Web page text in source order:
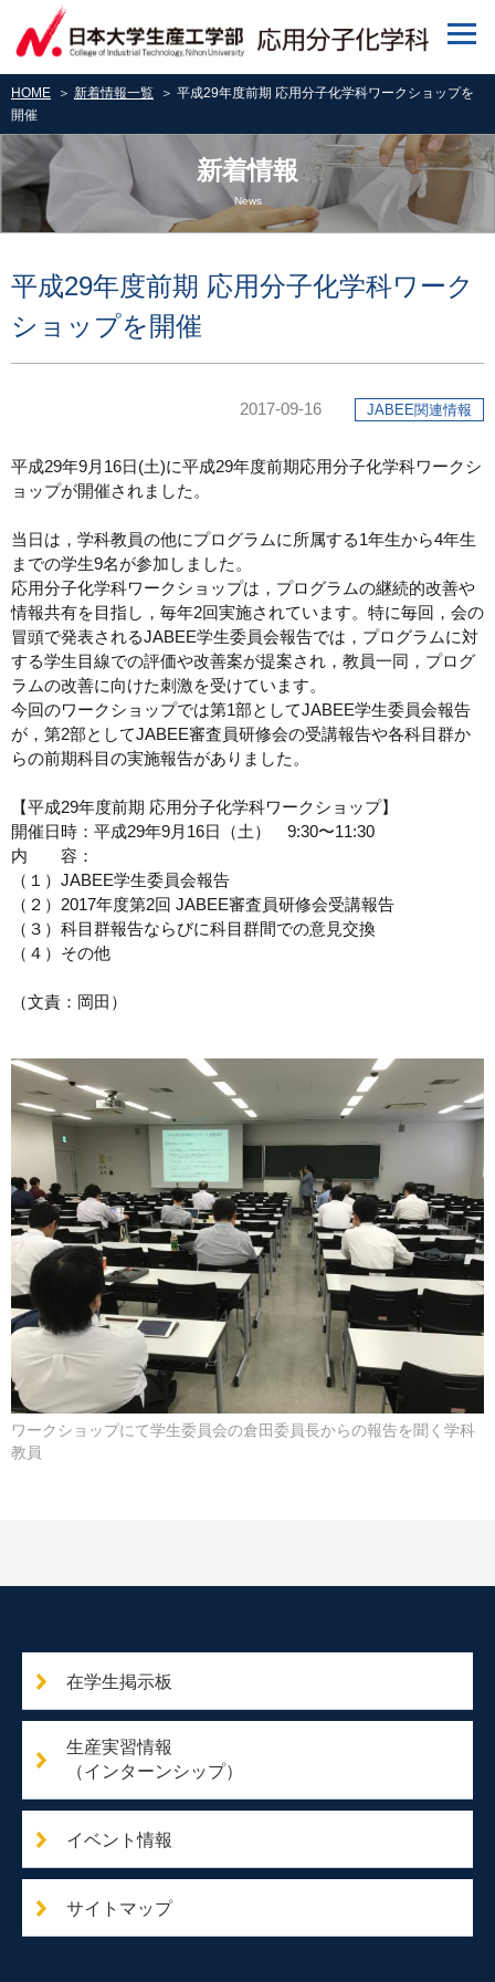
HOME ＞ 新着情報一覧 ＞ 平成29年度前期 応用分子化学科ワークショップを
開催
新着情報
News
平成29年度前期 応用分子化学科ワーク
ショップを開催
2017-09-16 JABEE関連情報
平成29年9月16日(土)に平成29年度前期応用分子化学科ワークシ
ョップが開催されました。
当日は，学科教員の他にプログラムに所属する1年生から4年生
までの学生9名が参加しました。
応用分子化学科ワークショップは，プログラムの継続的改善や
情報共有を目指し，毎年2回実施されています。特に毎回，会の
冒頭で発表されるJABEE学生委員会報告では，プログラムに対
する学生目線での評価や改善案が提案され，教員一同，プログ
ラムの改善に向けた刺激を受けています。
今回のワークショップでは第1部としてJABEE学生委員会報告
が，第2部としてJABEE審査員研修会の受講報告や各科目群か
らの前期科目の実施報告がありました。
【平成29年度前期 応用分子化学科ワークショップ】
開催日時：平成29年9月16日（土） 9:30〜11:30
内 容：
（１）JABEE学生委員会報告
（２）2017年度第2回 JABEE審査員研修会受講報告
（３）科目群報告ならびに科目群間での意見交換
（４）その他
（文責：岡田）
ワークショップにて学生委員会の倉田委員長からの報告を聞く学科
教員
在学生掲示板
生産実習情報
（インターンシップ）
イベント情報
サイトマップ